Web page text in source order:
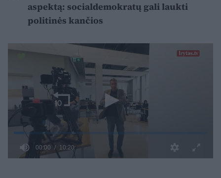
aspektą: socialdemokratų gali laukti
politinės kančios